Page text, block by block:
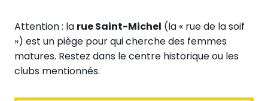
Attention : la rue Saint-Michel (la « rue de la soif
») est un piège pour qui cherche des femmes
matures. Restez dans le centre historique ou les
clubs mentionnés.